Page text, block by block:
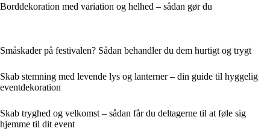
Borddekoration med variation og helhed – sådan gør du
Småskader på festivalen? Sådan behandler du dem hurtigt og trygt
Skab stemning med levende lys og lanterner – din guide til hyggelig
eventdekoration
Skab tryghed og velkomst – sådan får du deltagerne til at føle sig
hjemme til dit event